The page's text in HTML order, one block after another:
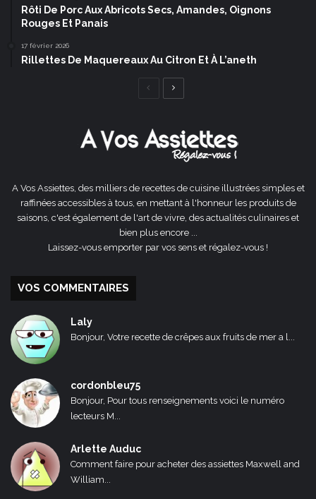
Rôti De Porc Aux Abricots Secs, Amandes, Oignons
Rouges Et Panais
17 février 2026
Rillettes De Maquereaux Au Citron Et À L’aneth
Page
A Vos Assiettes, des milliers de recettes de cuisine illustrées simples et
raffinées accessibles à tous, en mettant à l'honneur les produits de
saisons, c'est également de l'art de vivre, des actualités culinaires et
bien plus encore ...
Laissez-vous emporter par vos sens et régalez-vous !
VOS COMMENTAIRES
Laly
Bonjour, Votre recette de crêpes aux fruits de mer a l...
cordonbleu75
Bonjour, Pour tous renseignements voici le numéro
lecteurs M...
Arlette Auduc
Comment faire pour acheter des assiettes Maxwell and
William...